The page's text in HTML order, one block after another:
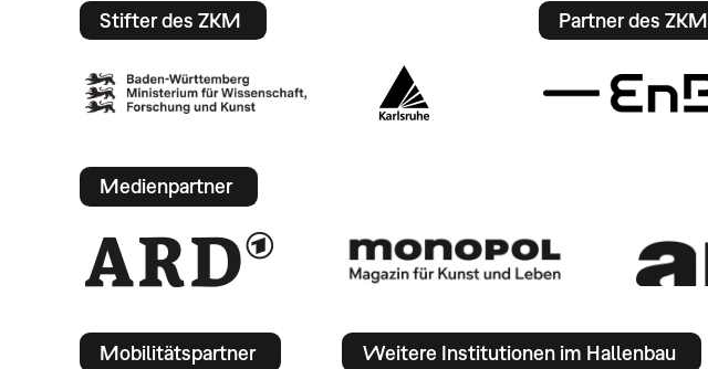
Stifter des ZKM Partner des ZKM
Medienpartner
Mobilitätspartner Weitere Institutionen im Hallenbau